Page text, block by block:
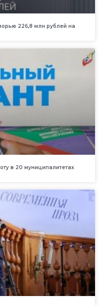
226,8 млн рублей на
в 20 муниципалитетах